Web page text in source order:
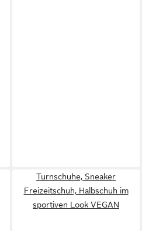
Turnschuhe, Sneaker
Freizeitschuh, Halbschuh im
sportiven Look VEGAN